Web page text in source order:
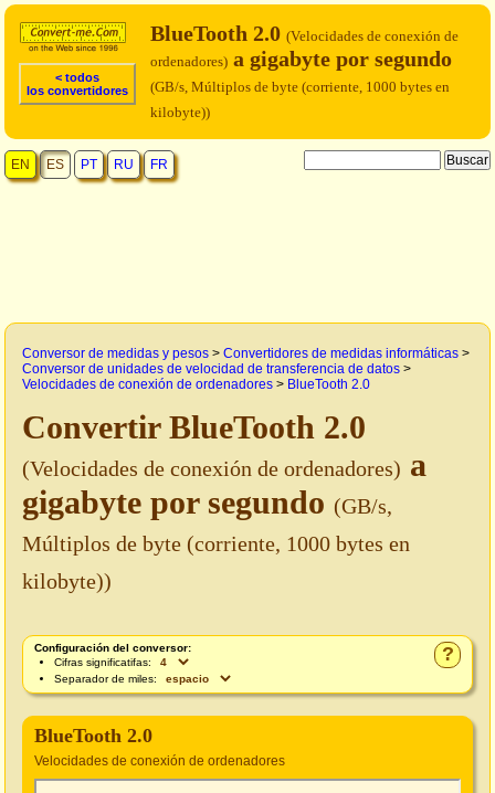
< todos
los convertidores
BlueTooth 2.0 (Velocidades de conexión de
ordenadores) a gigabyte por segundo
(GB/s, Múltiplos de byte (corriente, 1000 bytes en
kilobyte))
EN ES PT RU FR
Conversor de medidas y pesos > Convertidores de medidas informáticas >
Conversor de unidades de velocidad de transferencia de datos >
Velocidades de conexión de ordenadores > BlueTooth 2.0
Convertir BlueTooth 2.0
(Velocidades de conexión de ordenadores) a
gigabyte por segundo (GB/s,
Múltiplos de byte (corriente, 1000 bytes en
kilobyte))
?
Configuración del conversor:
Cifras significatifas:
Separador de miles:
BlueTooth 2.0
Velocidades de conexión de ordenadores